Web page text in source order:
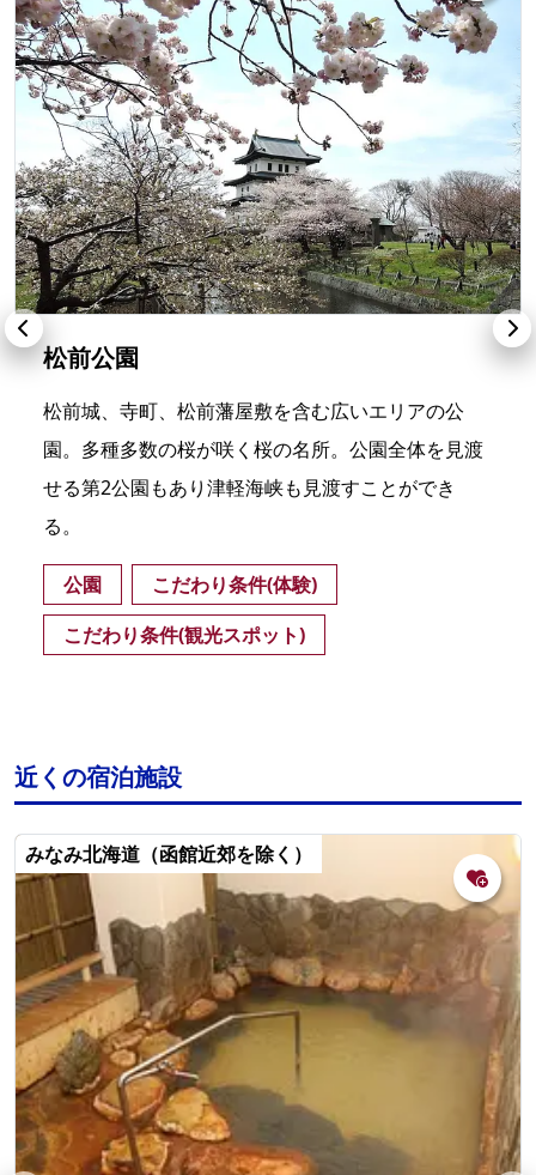
松前公園
松前城、寺町、松前藩屋敷を含む広いエリアの公
園。多種多数の桜が咲く桜の名所。公園全体を見渡
せる第2公園もあり津軽海峡も見渡すことができ
る。
公園
こだわり条件(体験)
こだわり条件(観光スポット)
近くの宿泊施設
みなみ北海道（函館近郊を除く）